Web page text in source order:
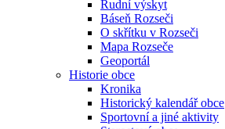
Rudní výskyt
Báseň Rozseči
O skřítku v Rozseči
Mapa Rozseče
Geoportál
Historie obce
Kronika
Historický kalendář obce
Sportovní a jiné aktivity